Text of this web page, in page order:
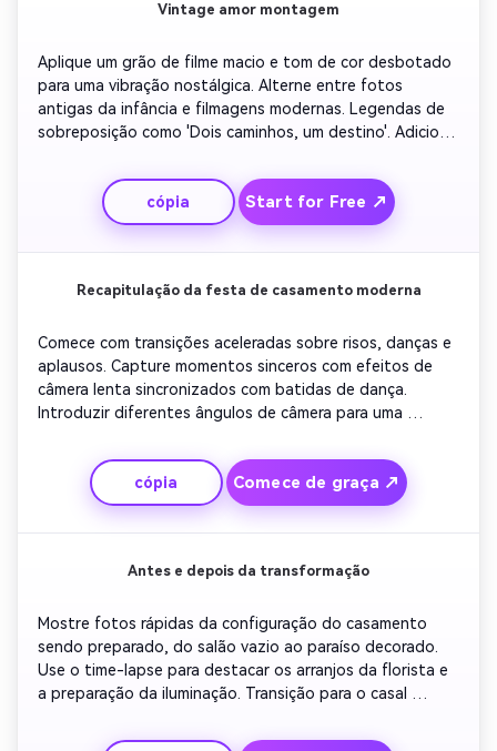
Vintage amor montagem
Aplique um grão de filme macio e tom de cor desbotado
para uma vibração nostálgica. Alterne entre fotos
antigas da infância e filmagens modernas. Legendas de
sobreposição como 'Dois caminhos, um destino'. Adicione
andando de mãos dadas em silhueta contra o pôr do sol,
criando um clima atemporal.
cópia Start for Free ↗
Recapitulação da festa de casamento moderna
Comece com transições aceleradas sobre risos, danças e
aplausos. Capture momentos sinceros com efeitos de
câmera lenta sincronizados com batidas de dança.
Introduzir diferentes ângulos de câmera para uma
para contraste e clareza. Terminar com a noiva e o noivo
brindando os convidados para fechar em uma nota alta
cópia Comece de graça ↗
Antes e depois da transformação
Mostre fotos rápidas da configuração do casamento
sendo preparado, do salão vazio ao paraíso decorado.
Use o time-lapse para destacar os arranjos da florista e
a preparação da iluminação. Transição para o casal
Enfatize o ritmo de transformação e termine com os